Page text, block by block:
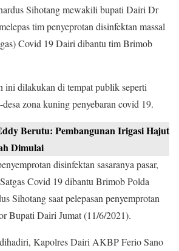
Sihotang mewakili bupati Dairi Dr
tim penyeprotan disinfektan massal
Covid 19 Dairi dibantu tim Brimob
ini dilakukan di tempat publik seperti
desa zona kuning penyebaran covid 19.
Berutu: Pembangunan Irigasi Hajut
Dimulai
disinfektan sasaranya pasar,
Covid 19 dibantu Brimob Polda
Sihotang saat pelepasan penyemprotan
Bupati Dairi Jumat (11/6/2021).
Kapolres Dairi AKBP Ferio Sano